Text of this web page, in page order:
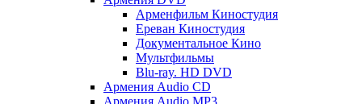
Арменфильм Киностудия
Ереван Киностудия
Документальное Кино
Мультфильмы
Blu-ray. HD DVD
Армения Audio CD
Армения Audio MP3